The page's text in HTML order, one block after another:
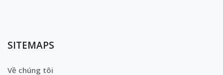
SITEMAPS
Về chúng tôi